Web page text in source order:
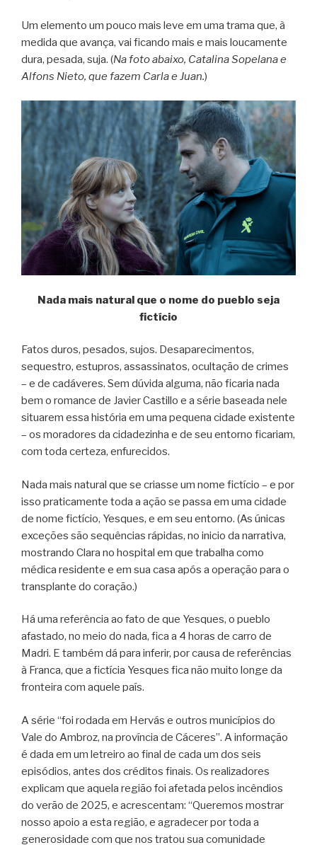
Um elemento um pouco mais leve em uma trama que, à
medida que avança, vai ficando mais e mais loucamente
dura, pesada, suja. (Na foto abaixo, Catalina Sopelana e
Alfons Nieto, que fazem Carla e Juan.)
Nada mais natural que o nome do pueblo seja
fictício
Fatos duros, pesados, sujos. Desaparecimentos,
sequestro, estupros, assassinatos, ocultação de crimes
– e de cadáveres. Sem dúvida alguma, não ficaria nada
bem o romance de Javier Castillo e a série baseada nele
situarem essa história em uma pequena cidade existente
– os moradores da cidadezinha e de seu entorno ficariam,
com toda certeza, enfurecidos.
Nada mais natural que se criasse um nome fictício – e por
isso praticamente toda a ação se passa em uma cidade
de nome fictício, Yesques, e em seu entorno. (As únicas
exceções são sequências rápidas, no inicio da narrativa,
mostrando Clara no hospital em que trabalha como
médica residente e em sua casa após a operação para o
transplante do coração.)
Há uma referência ao fato de que Yesques, o pueblo
afastado, no meio do nada, fica a 4 horas de carro de
Madri. E também dá para inferir, por causa de referências
à Franca, que a fictícia Yesques fica não muito longe da
fronteira com aquele país.
A série “foi rodada em Hervás e outros municípios do
Vale do Ambroz, na província de Cáceres”. A informação
é dada em um letreiro ao final de cada um dos seis
episódios, antes dos créditos finais. Os realizadores
explicam que aquela região foi afetada pelos incêndios
do verão de 2025, e acrescentam: “Queremos mostrar
nosso apoio a esta região, e agradecer por toda a
generosidade com que nos tratou sua comunidade